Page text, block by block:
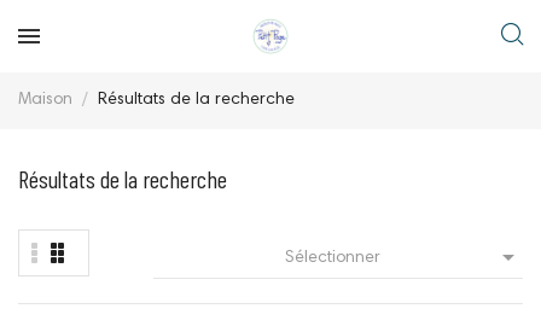
Maison Résultats de la recherche
Résultats de la recherche
Sélectionner 